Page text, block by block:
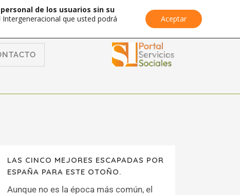
LAS CINCO MEJORES ESCAPADAS POR
ESPAÑA PARA ESTE OTOÑO.
Aunque no es la época más común, el
de los usuarios sin su
que usted podrá
Aceptar